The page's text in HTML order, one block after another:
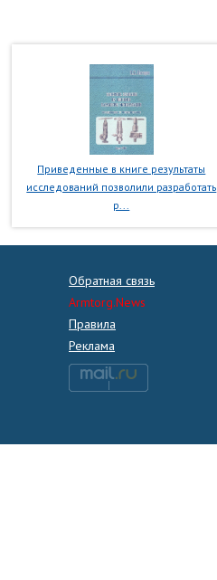
Приведенные в книге результаты
исследований позволили разработать
р...
Обратная связь
Armtorg.News
Правила
Реклама